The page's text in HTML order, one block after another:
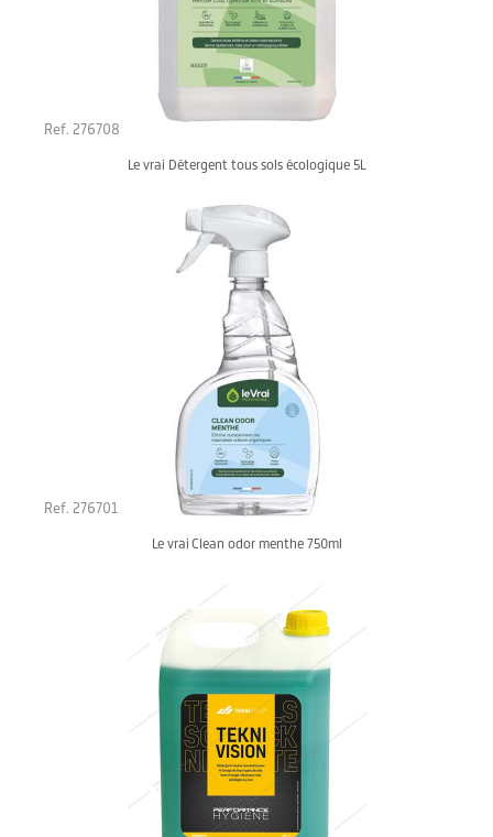
Ref. 276708
Le vrai Détergent tous sols écologique 5L
Ref. 276701
Le vrai Clean odor menthe 750ml